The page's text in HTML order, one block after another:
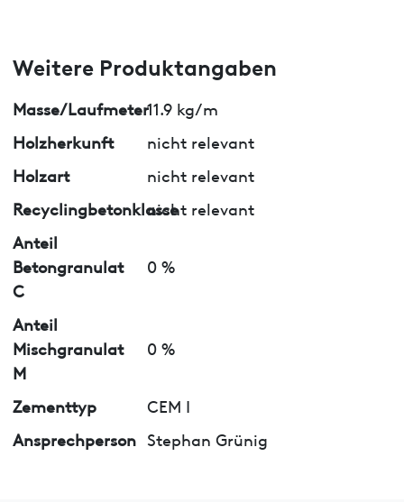
Weitere Produktangaben
Masse/Laufmeter11.9 kg/m
Holzherkunft
nicht relevant
Holzart
nicht relevant
Recyclingbetonklassenicht relevant
Anteil
Betongranulat
C
0 %
Anteil
Mischgranulat
M
0 %
Zementtyp
CEM I
Ansprechperson Stephan Grünig